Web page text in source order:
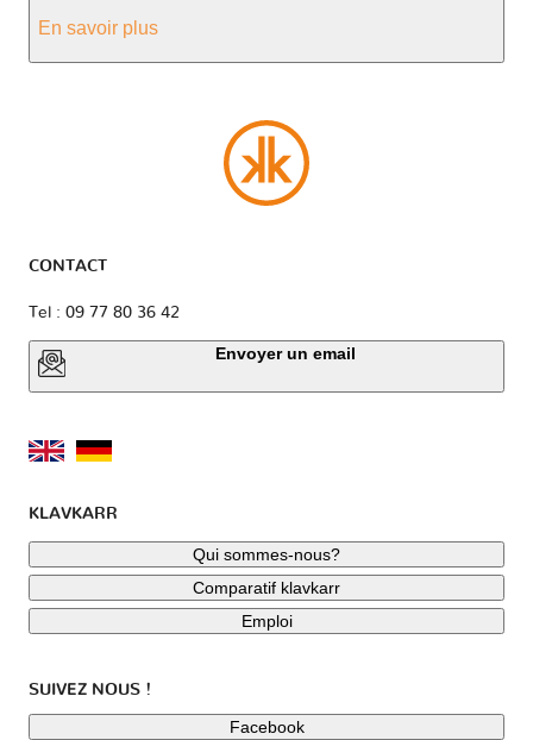
En savoir plus
CONTACT
Tel : 09 77 80 36 42
Envoyer un email
KLAVKARR
Qui sommes-nous?
Comparatif klavkarr
Emploi
SUIVEZ NOUS !
Facebook